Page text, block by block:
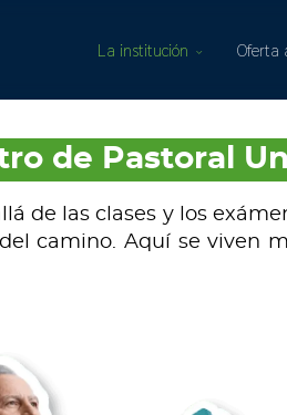
La institución Oferta
de Pastoral
de las clases y los
camino. Aquí se viven